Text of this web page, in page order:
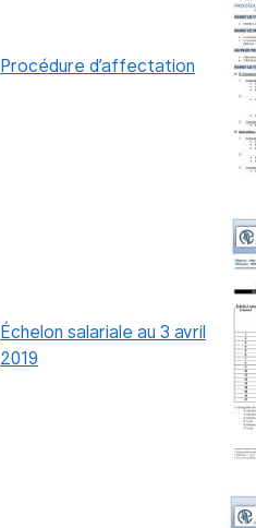
Procédure d’affectation
Échelon salariale au 3 avril
2019